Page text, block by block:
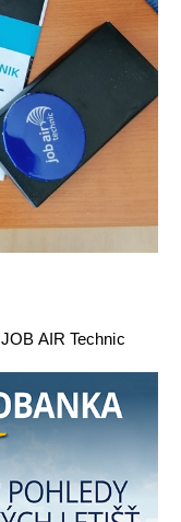
AIR Technic